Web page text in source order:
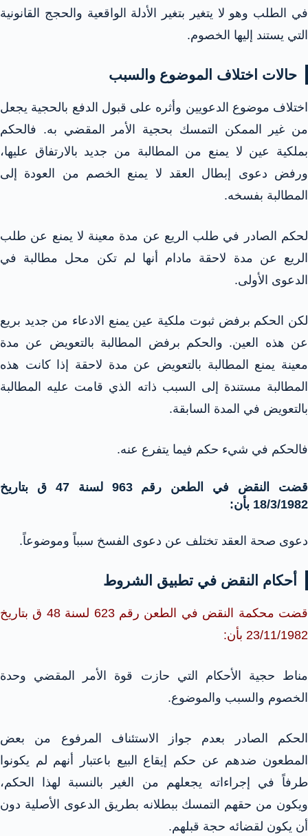
في الطلب وهو لا يتغير بتغير الأدلة الواقعية والحجج القانونية
التي يستند إليها الخصوم.
حالات اختلاف الموضوع والسبب
اختلاف موضوع الدعويين وأثره على قبول الدفع بالحجية يجعل
من غير الممكن التمسك بحجية الأمر المقضي به. فالحكم
بملكية عين لا يمنع من المطالبة من جديد بالارتفاق عليها،
ورفض دعوى إبطال العقد لا يمنع الخصم من العودة إلى
المطالبة بفسخه.
لحكم الصادر في طلب الريع عن مدة معينة لا يمنع عن طلب
الريع عن مدة لاحقة مادام أنها لم تكن محل مطالبة في
الدعوى الأولى.
لكن الحكم برفض ثبوت ملكية عين يمنع الادعاء من جديد بريع
عن هذه العين. والحكم برفض المطالبة بالتعويض عن مدة
معينة يمنع المطالبة بالتعويض عن مدة لاحقة إذا كانت هذه
المطالبة مستندة إلى السبب ذاته الذي قامت عليه المطالبة
بالتعويض في المدة السابقة.
فالحكم في شيء حكم فيما يتفرع عنه.
قضت النقض في الطعن رقم 963 لسنة 47 ق بتاريخ
18/3/1982 بأن:
دعوى صحة العقد تختلف عن دعوى الفسخ سبباً وموضوعاً.
أحكام النقض في تطبيق الشروط
قضت محكمة النقض في الطعن رقم 623 لسنة 48 ق بتاريخ
23/11/1982 بأن:
مناط حجية الأحكام التي حازت قوة الأمر المقضي وحدة
الخصوم والسبب والموضوع.
الحكم الصادر بعدم جواز الاستئناف المرفوع من بعض
المطعون ضدهم عن حكم إيقاع البيع باعتبار أنهم لم يكونوا
طرفاً في إجراءاته يجعلهم من الغير بالنسبة لهذا الحكم،
ويكون من حقهم التمسك ببطلانه بطريق الدعوى الأصلية دون
أن يكون لقضائه حجة قبلهم.